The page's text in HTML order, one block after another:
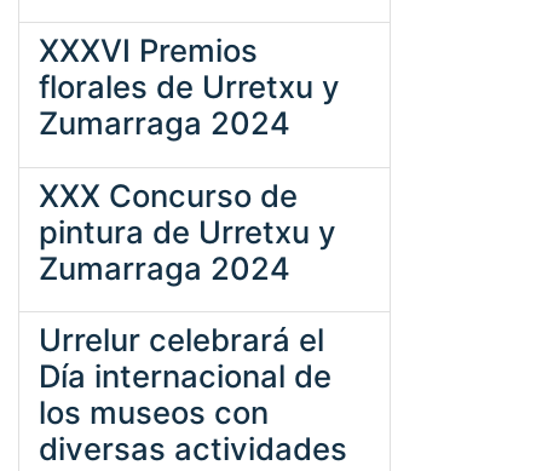
XXXVI Premios
florales de Urretxu y
Zumarraga 2024
XXX Concurso de
pintura de Urretxu y
Zumarraga 2024
Urrelur celebrará el
Día internacional de
los museos con
diversas actividades